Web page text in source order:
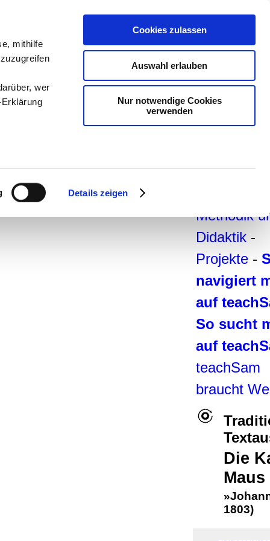
mithilfe
wer
Details zeigen
Cookies zulassen
Auswahl erlauben
Nur notwendige Cookies
verwenden
teachSam-
-Deutsch
Geschichte
Politik-
Methodik
Didaktik -
Projekte -
navigiert
auf
So sucht
auf
teachSam
braucht
Die
Maus
1803)